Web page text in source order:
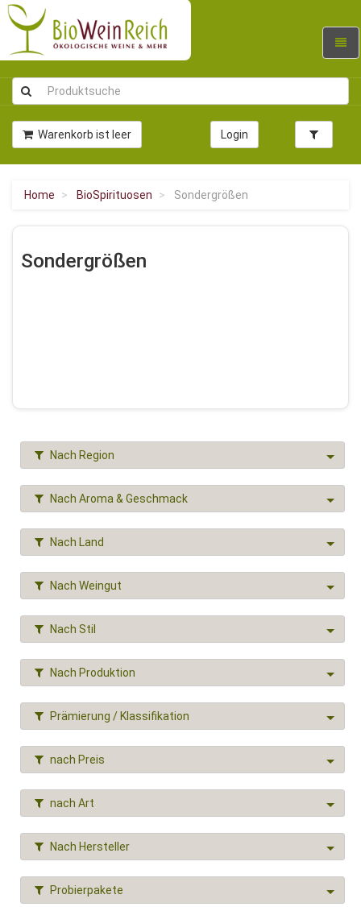
Warenkorb ist leer Login
Home BioSpirituosen Sondergrößen
Sondergrößen
Nach Region
Nach Aroma & Geschmack
Nach Land
Nach Weingut
Nach Stil
Nach Produktion
Prämierung / Klassifikation
nach Preis
nach Art
Nach Hersteller
Probierpakete